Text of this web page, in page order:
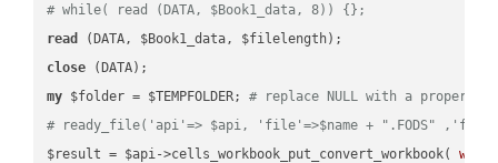
# while( read (DATA, $Book1_data, 8)) {};
read
close
my $folder = $TEMPFOLDER; # replace NULL with a proper
# ready_file('api'=> $api, 'file'=>$name + ".FODS"
$result = $api->cells_workbook_put_convert_workbook(